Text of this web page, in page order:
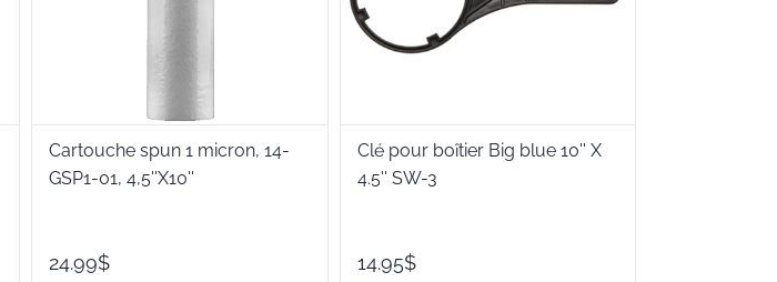
Cartouche spun 1 micron, 14-
GSP1-01, 4,5''X10''
24.99$
Clé pour boîtier Big blue 10'' X
4.5'' SW-3
14.95$